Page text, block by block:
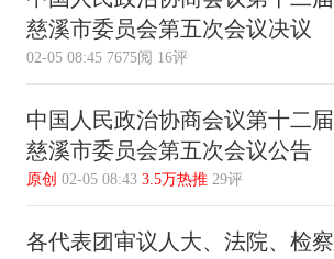
慈溪市委员会第五次会议决议
02-05 08:45 7675阅 16评
中国人民政治协商会议第十二届
慈溪市委员会第五次会议公告
原创 02-05 08:43 3.5万热推 29评
各代表团审议人大、法院、检察